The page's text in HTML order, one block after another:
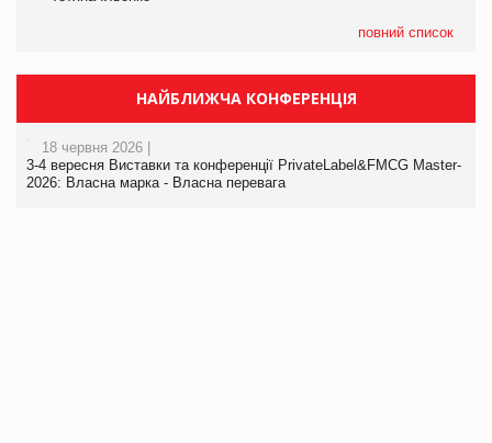
повний список
НАЙБЛИЖЧА КОНФЕРЕНЦІЯ
18 червня 2026 |
3-4 вересня Виставки та конференції PrivateLabel&FMCG Master-
2026: Власна марка - Власна перевага